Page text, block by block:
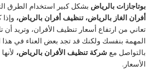
بوتاجازات بالرياض بشكل كبير استخدام الطرق
أفران الغاز بالرياض، تنظيف أفران بالرياض،
تعاني من ارتفاع أسعار تنظيف الأفران، وتريد أن
المهمة بنفسك ولكنك قد تجد بعض العناء في هذا
بالتواصل مع شركة تنظيف الأفران بالرياض،
الأسعار.